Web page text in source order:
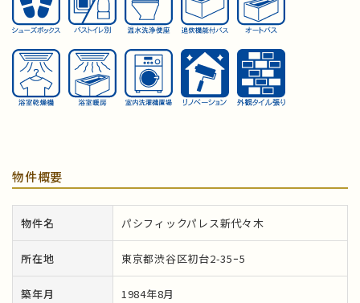
物件概要
物件名 パシフィックパレス新代々木
所在地 東京都渋谷区初台2-35ｰ5
築年月 1984年8月